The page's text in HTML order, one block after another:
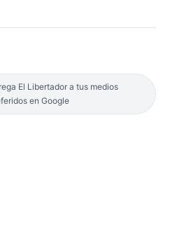
El Libertador a tus medios
en Google